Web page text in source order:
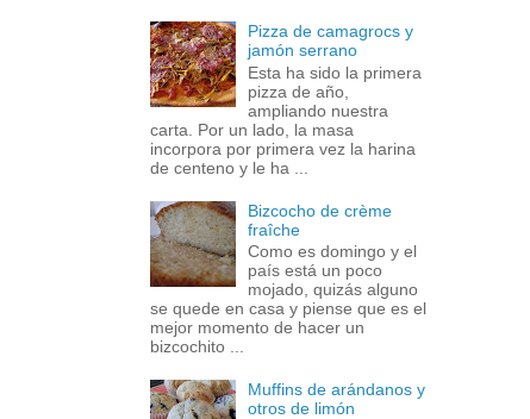
Pizza de camagrocs y
jamón serrano
Esta ha sido la primera
pizza de año,
ampliando nuestra
carta. Por un lado, la masa
incorpora por primera vez la harina
de centeno y le ha ...
Bizcocho de crème
fraîche
Como es domingo y el
país está un poco
mojado, quizás alguno
se quede en casa y piense que es el
mejor momento de hacer un
bizcochito ...
Muffins de arándanos y
otros de limón